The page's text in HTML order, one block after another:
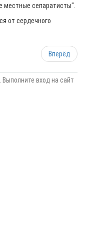
местные сепаратисты".
от сердечного
Вперёд
вход на сайт